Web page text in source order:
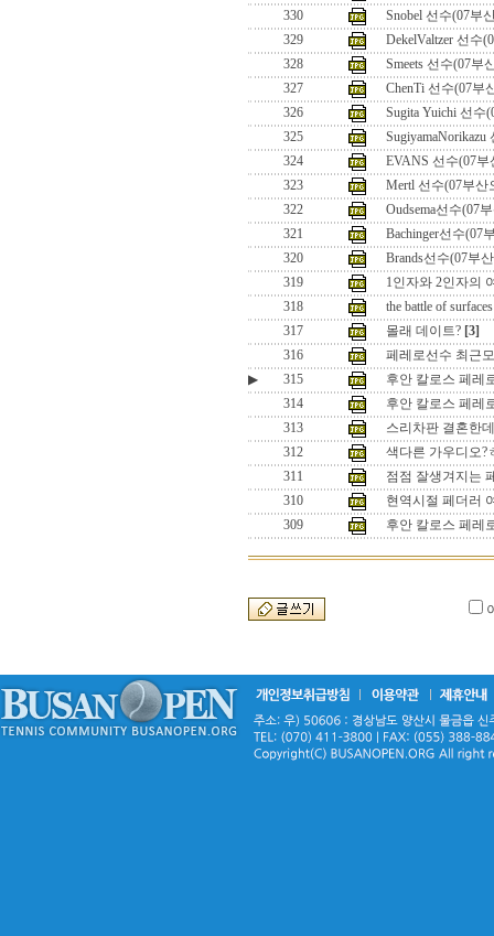
330
Snobel 선수(07부
329
DekelValtzer 선수
328
Smeets 선수(07부
327
ChenTi 선수(07부
326
Sugita Yuichi 선수
325
324
EVANS 선수(07부
323
Mertl 선수(07부산
322
Oudsema선수(07
321
Bachinger선수(07
320
Brands선수(07부
319
1인자와 2인자의
318
the battle of surfaces
317
몰래 데이트? [3]
316
페레로선수 최근
▶
315
후안 칼로스 페레
314
후안 칼로스 페레
313
스리차판 결혼한
312
색다른 가우디오?
311
점점 잘생겨지는
310
현역시절 페더러
309
후안 칼로스 페레